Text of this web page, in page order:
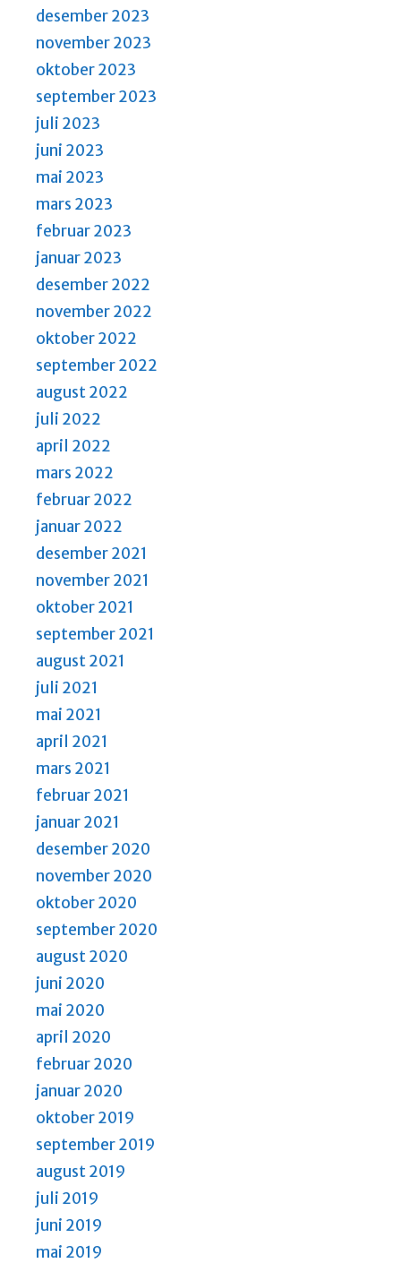
desember 2023
november 2023
oktober 2023
september 2023
juli 2023
juni 2023
mai 2023
mars 2023
februar 2023
januar 2023
desember 2022
november 2022
oktober 2022
september 2022
august 2022
juli 2022
april 2022
mars 2022
februar 2022
januar 2022
desember 2021
november 2021
oktober 2021
september 2021
august 2021
juli 2021
mai 2021
april 2021
mars 2021
februar 2021
januar 2021
desember 2020
november 2020
oktober 2020
september 2020
august 2020
juni 2020
mai 2020
april 2020
februar 2020
januar 2020
oktober 2019
september 2019
august 2019
juli 2019
juni 2019
mai 2019